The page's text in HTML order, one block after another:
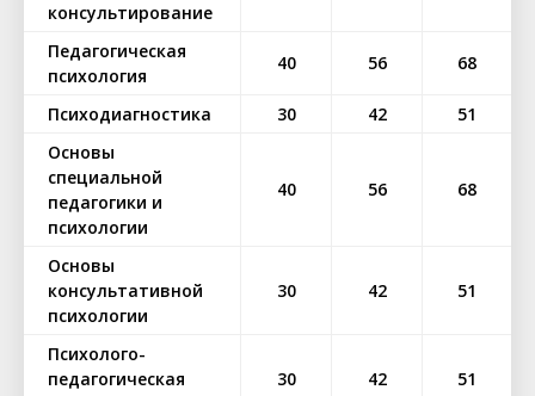
консультирование
Педагогическая
психология
40 56 68
Психодиагностика 30 42
51
Основы
специальной
педагогики и
психологии
40 56 68
Основы
консультативной
психологии
30 42 51
Психолого-
педагогическая
30 42 51